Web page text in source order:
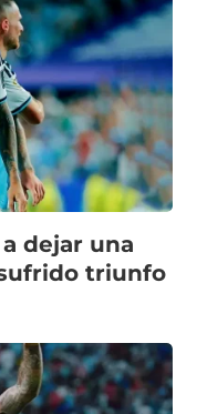
dejar una
triunfo